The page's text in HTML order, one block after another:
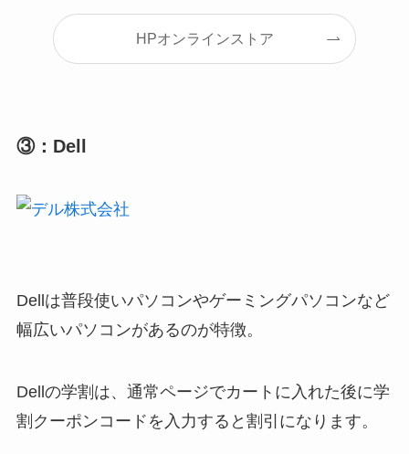
HPオンラインストア
③：Dell
Dellは普段使いパソコンやゲーミングパソコンなど
幅広いパソコンがあるのが特徴。
Dellの学割は、通常ページでカートに入れた後に学
割クーポンコードを入力すると割引になります。